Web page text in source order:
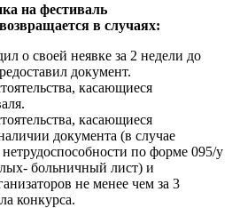
на фестиваль
в случаях:
о своей неявке за 2 недели до
документ.
касающиеся
касающиеся
документа (в случае
по форме 095/у
больничный лист) и
не менее чем за 3
конкурса.